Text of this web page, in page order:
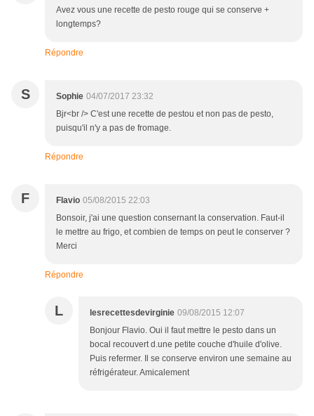
Avez vous une recette de pesto rouge qui se conserve +
longtemps?
Répondre
S Sophie 04/07/2017 23:32
Bjr<br /> C'est une recette de pestou et non pas de pesto,
puisqu'il n'y a pas de fromage.
Répondre
F Flavio 05/08/2015 22:03
Bonsoir, j'ai une question consernant la conservation. Faut-il
le mettre au frigo, et combien de temps on peut le conserver ?
Merci
Répondre
L lesrecettesdevirginie 09/08/2015 12:07
Bonjour Flavio. Oui il faut mettre le pesto dans un
bocal recouvert d.une petite couche d'huile d'olive.
Puis refermer. Il se conserve environ une semaine au
réfrigérateur. Amicalement